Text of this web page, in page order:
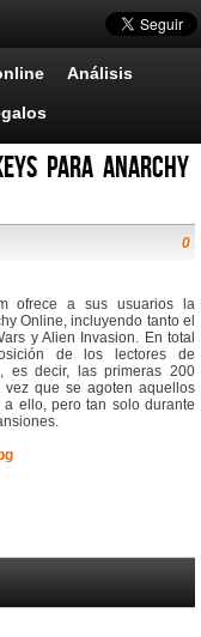
Análisis
para Anarchy
0
ofrece a sus usuarios la
Online, incluyendo tanto el
y Alien Invasion. En total
de los lectores de
es decir, las primeras 200
que se agoten aquellos
ello, pero tan solo durante